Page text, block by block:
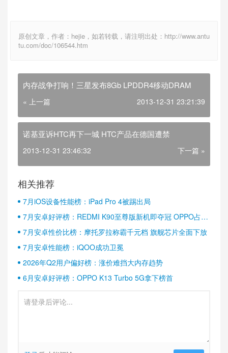
原创文章，作者：hejie，如若转载，请注明出处：http://www.antu
tu.com/doc/106544.htm
内存战争打响！三星发布8Gb LPDDR4移动DRAM
« 上一篇 2013-12-31 23:21:39
诺基亚诉HTC再下一城 HTC产品在德国遭禁
2013-12-31 23:46:32 下一篇 »
相关推荐
7月iOS设备性能榜：iPad Pro 4被踢出局
7月安卓好评榜：REDMI K90至尊版新机即夺冠 OPPO占据
半壁江山
7月安卓性价比榜：摩托罗拉称霸千元档 旗舰芯片全面下放
7月安卓性能榜：iQOO成功卫冕
2026年Q2用户偏好榜：涨价难挡大内存趋势
6月安卓好评榜：OPPO K13 Turbo 5G拿下榜首